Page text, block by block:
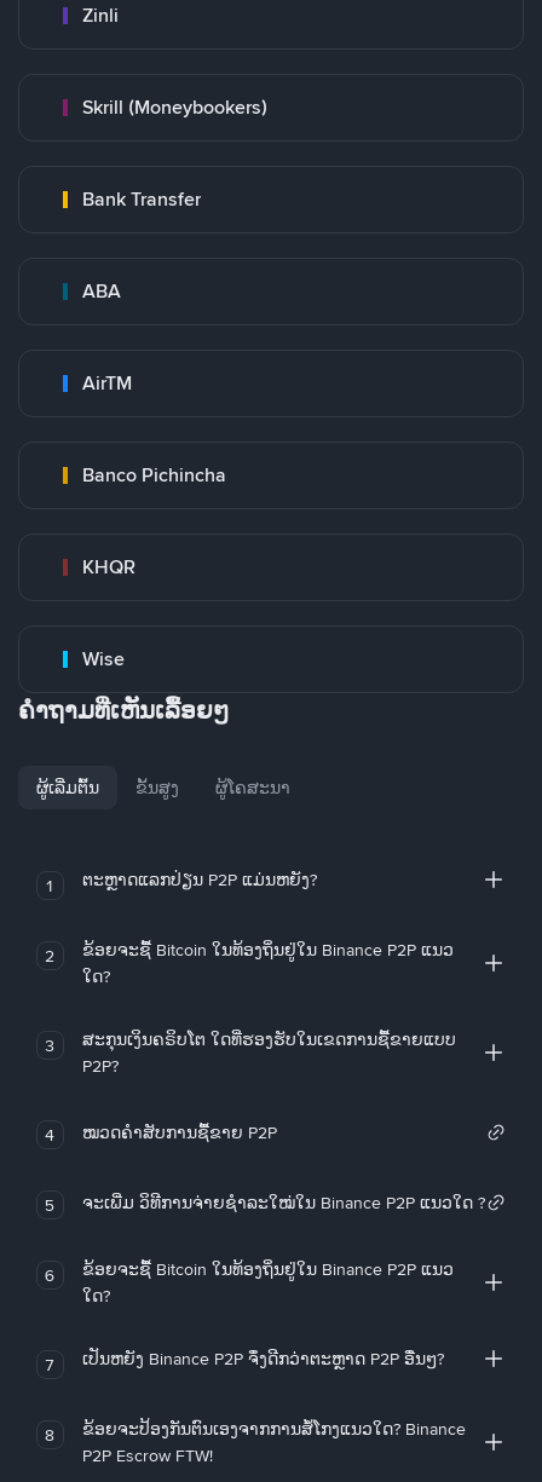
Zinli
Skrill (Moneybookers)
Bank Transfer
ABA
AirTM
Banco Pichincha
KHQR
Wise
ຄໍາຖາມທີ່ເຫັນເລື້ອຍໆ
ຜູ້ເລີ່ມຕົ້ນ ຂັ້ນສູງ ຜູ້ໂຄສະນາ
1 ຕະຫຼາດແລກປ່ຽນ P2P ແມ່ນຫຍັງ?
2
ຂ້ອຍຈະຊື້ Bitcoin ໃນທ້ອງຖິ່ນຢູ່ໃນ Binance P2P ແນວ
ໃດ?
3
ສະກຸນເງິນຄຣິບໂຕ ໃດທີ່ຮອງຮັບໃນເຂດການຊື້ຂາຍແບບ
P2P?
4 ໝວດຄໍາສັບການຊື້ຂາຍ P2P
5 ຈະເພີ່ມ ວິທີການຈ່າຍຊຳລະໃໝ່ໃນ Binance P2P ແນວໃດ ?
6
ຂ້ອຍຈະຊື້ Bitcoin ໃນທ້ອງຖິ່ນຢູ່ໃນ Binance P2P ແນວ
ໃດ?
7 ເປັນຫຍັງ Binance P2P ຈຶ່ງດີກວ່າຕະຫຼາດ P2P ອື່ນໆ?
8
ຂ້ອຍຈະປ້ອງກັນຕົນເອງຈາກການສໍ້ໂກງແນວໃດ? Binance
P2P Escrow FTW!